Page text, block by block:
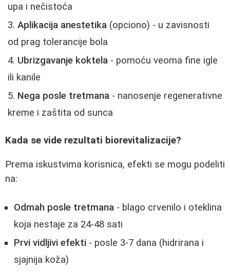
upa i nečistoća
Aplikacija anestetika (opciono) - u zavisnosti
od prag tolerancije bola
Ubrizgavanje koktela - pomoću veoma fine igle
ili kanile
Nega posle tretmana - nanosenje regenerativne
kreme i zaštita od sunca
Kada se vide rezultati biorevitalizacije?
Prema iskustvima korisnica, efekti se mogu podeliti
na:
Odmah posle tretmana - blago crvenilo i oteklina
koja nestaje za 24-48 sati
Prvi vidljivi efekti - posle 3-7 dana (hidrirana i
sjajnija koža)